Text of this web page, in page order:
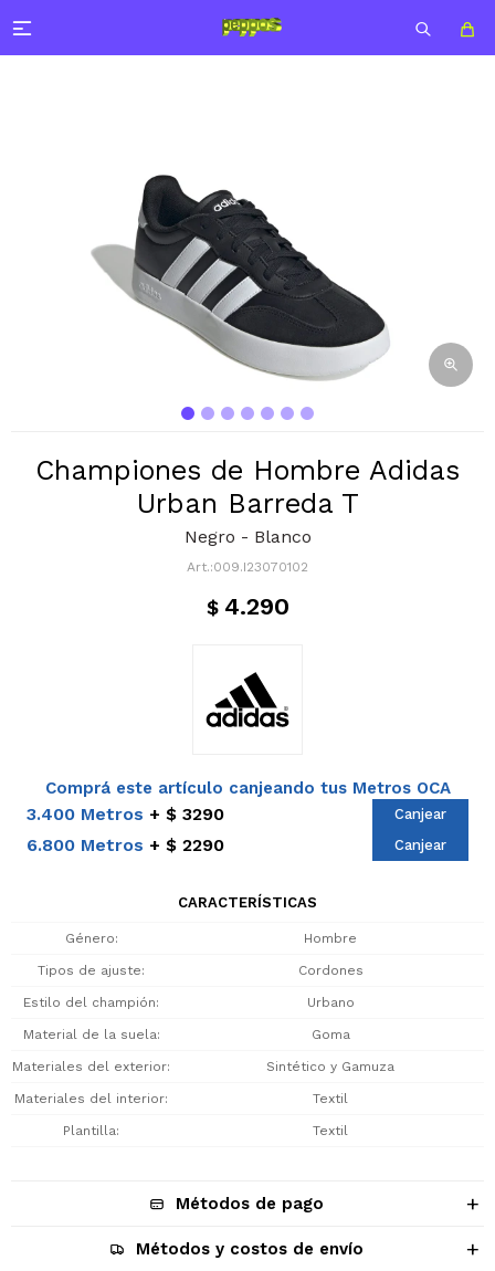

Championes de Hombre Adidas
Urban Barreda T
Negro - Blanco
009.I23070102
$ 4.290
Comprá este artículo canjeando tus Metros OCA
3.400 Metros $ 3290 Canjear
6.800 Metros $ 2290 Canjear
CARACTERÍSTICAS
Género Hombre
Tipos de ajuste Cordones
Estilo del champión Urbano
Material de la suela Goma
Materiales del exterior Sintético y Gamuza
Materiales del interior Textil
Plantilla Textil
Métodos de pago
Métodos y costos de envío